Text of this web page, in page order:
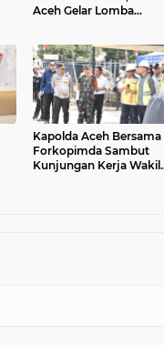
Aceh Gelar Lomba
Kapolda Aceh Bersama
Forkopimda Sambut
Kunjungan Kerja Wakil